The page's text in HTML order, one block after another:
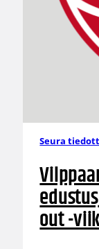
Seura
out -